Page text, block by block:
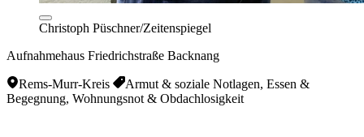
Christoph Püschner/Zeitenspiegel
Aufnahmehaus Friedrichstraße Backnang
Rems-Murr-Kreis
Armut & soziale Notlagen, Essen &
Begegnung, Wohnungsnot & Obdachlosigkeit